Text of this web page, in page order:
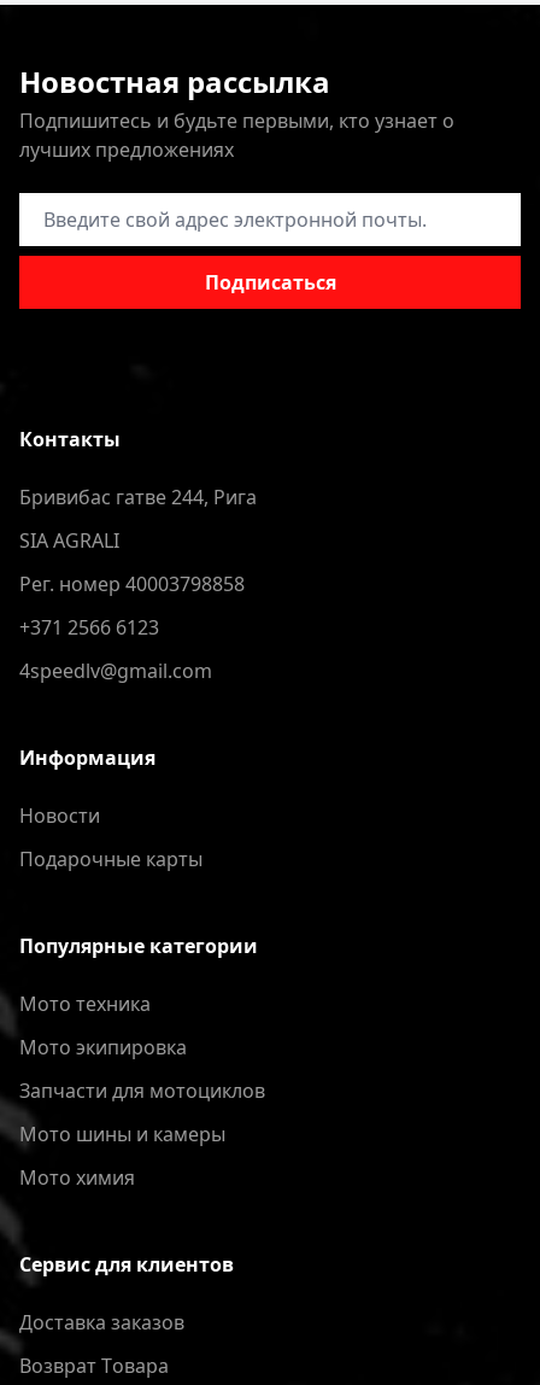
Новостная рассылка
Подпишитесь и будьте первыми, кто узнает о
лучших предложениях
Адрес электронной почты
Подписаться
Контакты
Бривибас гатве 244, Рига
SIA AGRALI
Рег. номер 40003798858
+371 2566 6123
4speedlv@gmail.com
Информация
Новости
Подарочные карты
Популярные категории
Мото техника
Мото экипировка
Запчасти для мотоциклов
Мото шины и камеры
Мото химия
Сервис для клиентов
Доставка заказов
Bозврат Tовара